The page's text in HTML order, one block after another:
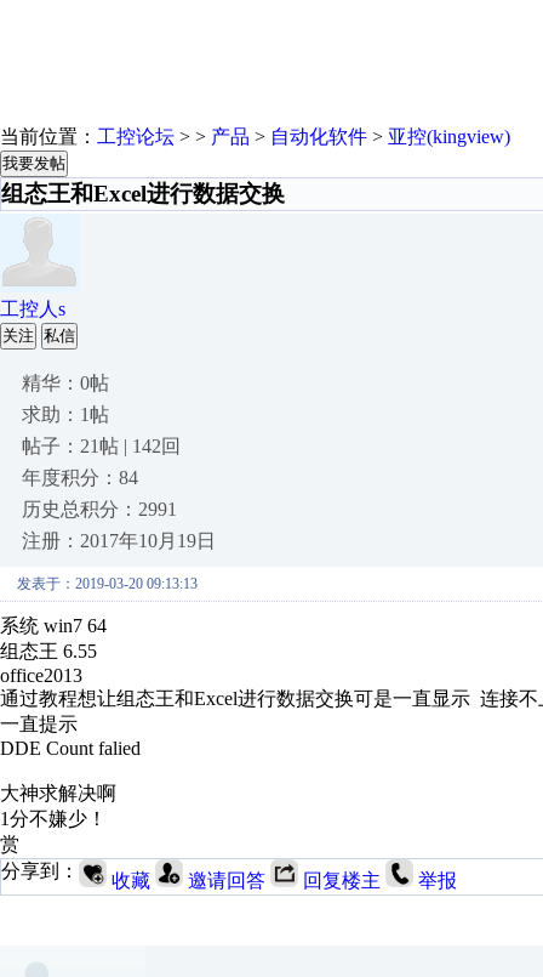
当前位置： 工控论坛 > > 产品 > 自动化软件 > 亚控(kingview)
我要发帖
组态王和Excel进行数据交换
工控人s
关注 私信
精华：0帖
求助：1帖
帖子：21帖 | 142回
年度积分：84
历史总积分：2991
注册：2017年10月19日
发表于：2019-03-20 09:13:13
系统 win7 64
组态王 6.55
office2013
通过教程想让组态王和Excel进行数据交换可是一直显示 连接不
一直提示
DDE Count falied
大神求解决啊
1分不嫌少！
赏
分享到：
收藏 邀请回答 回复楼主 举报